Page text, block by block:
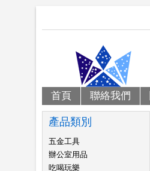
首頁 聯絡我們
產品類別
五金工具
辦公室用品
吃喝玩樂